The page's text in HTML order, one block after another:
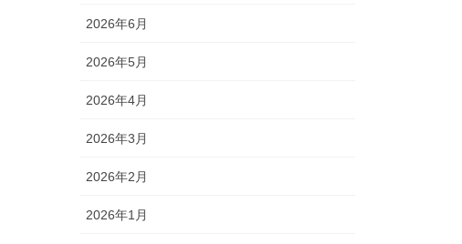
2026年6月
2026年5月
2026年4月
2026年3月
2026年2月
2026年1月